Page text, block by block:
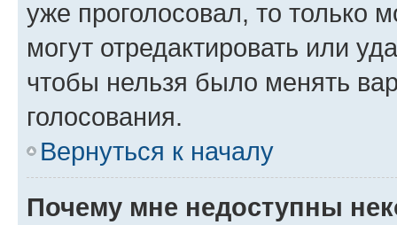
уже проголосовал, то только
могут отредактировать или
чтобы нельзя было менять
голосования.
Вернуться к началу
Почему мне недоступны